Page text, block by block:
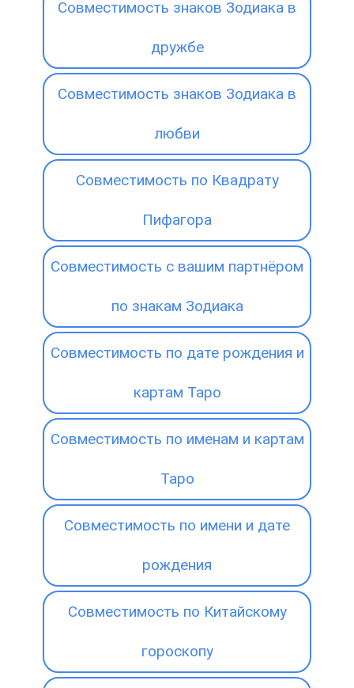
Совместимость знаков Зодиака в
дружбе
Совместимость знаков Зодиака в
любви
Совместимость по Квадрату
Пифагора
Совместимость с вашим партнёром
по знакам Зодиака
Совместимость по дате рождения и
картам Таро
Совместимость по именам и картам
Таро
Совместимость по имени и дате
рождения
Совместимость по Китайскому
гороскопу